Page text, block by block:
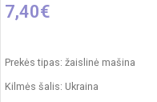
7,40€
Prekės tipas: žaislinė mašina
Kilmės šalis: Ukraina